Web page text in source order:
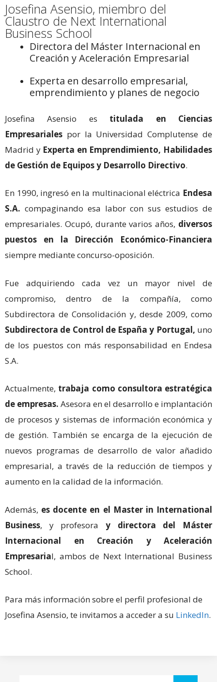
Josefina Asensio, miembro del
Claustro de Next International
Business School
Directora del Máster Internacional en
Creación y Aceleración Empresarial
Experta en desarrollo empresarial,
emprendimiento y planes de negocio
Josefina Asensio es titulada en Ciencias
Empresariales por la Universidad Complutense de
Madrid y Experta en Emprendimiento, Habilidades
de Gestión de Equipos y Desarrollo Directivo.
En 1990, ingresó en la multinacional eléctrica Endesa
S.A. compaginando esa labor con sus estudios de
empresariales. Ocupó, durante varios años, diversos
puestos en la Dirección Económico-Financiera
siempre mediante concurso-oposición.
Fue adquiriendo cada vez un mayor nivel de
compromiso, dentro de la compañía, como
Subdirectora de Consolidación y, desde 2009, como
Subdirectora de Control de España y Portugal, uno
de los puestos con más responsabilidad en Endesa
S.A.
Actualmente, trabaja como consultora estratégica
de empresas. Asesora en el desarrollo e implantación
de procesos y sistemas de información económica y
de gestión. También se encarga de la ejecución de
nuevos programas de desarrollo de valor añadido
empresarial, a través de la reducción de tiempos y
aumento en la calidad de la información.
Además, es docente en el Master in International
Business, y profesora y directora del Máster
Internacional en Creación y Aceleración
Empresarial, ambos de Next International Business
School.
Para más información sobre el perfil profesional de
Josefina Asensio, te invitamos a acceder a su LinkedIn.